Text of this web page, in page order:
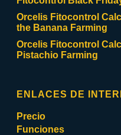
Orcelis Fitocontrol
the Banana Farming
Orcelis Fitocontrol
Pistachio Farming
ENLACES DE
Precio
Funciones